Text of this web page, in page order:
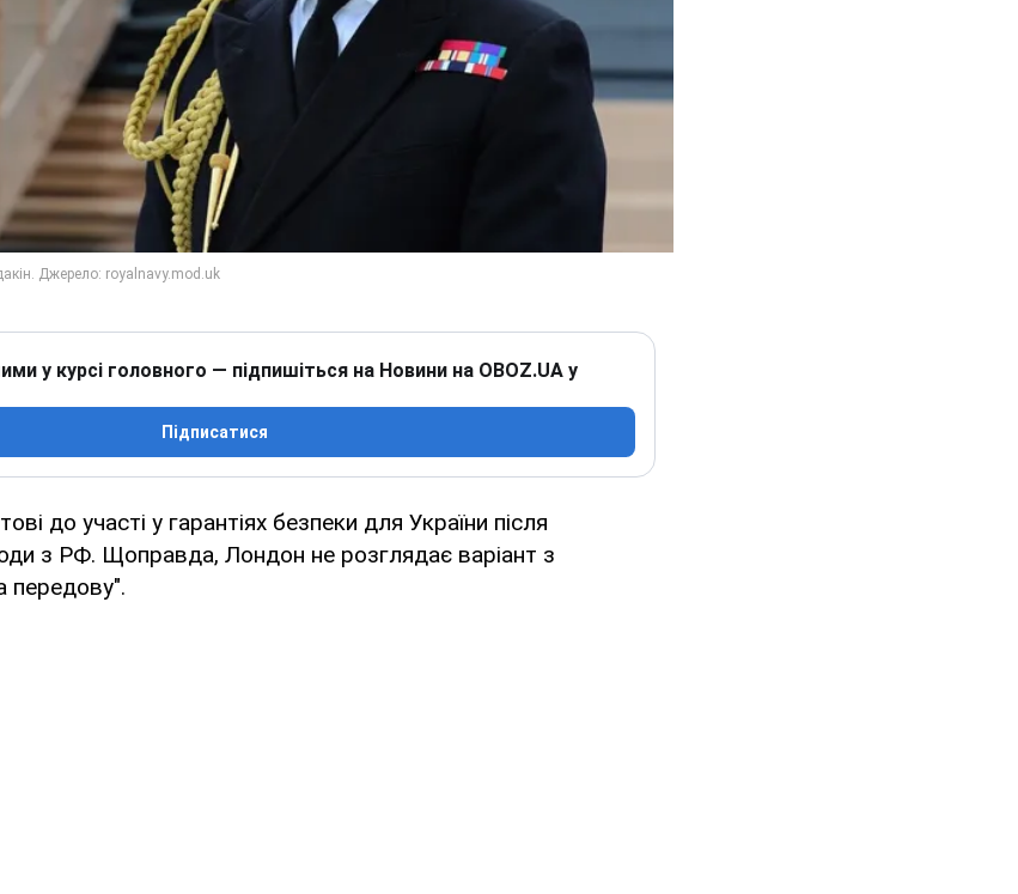
у курсі головного — підпишіться на Новини на OBOZ.UA у
Підписатися
до участі у гарантіях безпеки для України після
з РФ. Щоправда, Лондон не розглядає варіант з
передову".